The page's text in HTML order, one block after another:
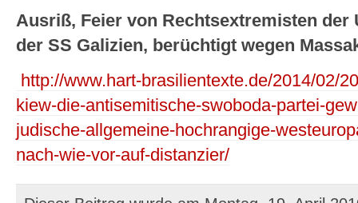
Ausriß, Feier von Rechtsextremisten der
der SS Galizien, berüchtigt wegen
http://www.hart-brasilientexte.de/2014/02/
kiew-die-antisemitische-swoboda-partei-
judische-allgemeine-hochrangige-
nach-wie-vor-auf-distanzier/